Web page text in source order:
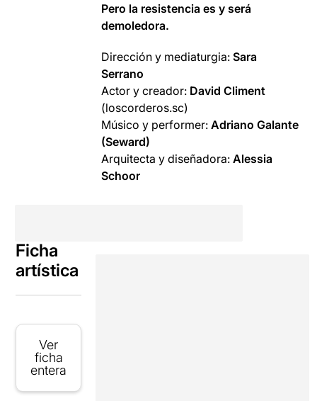
Pero la resistencia es y será
demoledora.
Dirección y mediaturgia:Sara
Serrano
Actor y creador: David Climent
(loscorderos.sc)
Músico y performer:Adriano Galante
(Seward)
Arquitecta y diseñadora:Alessia
Schoor
Ficha
artística
Ver
ficha
entera